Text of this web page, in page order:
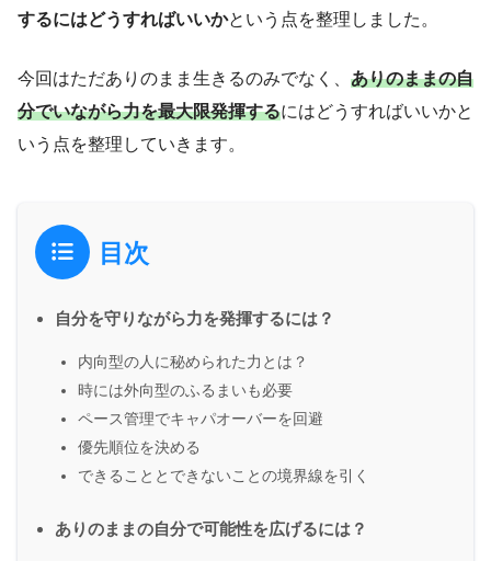
するにはどうすればいいかという点を整理しました。
今回はただありのまま生きるのみでなく、 ありのままの自
分でいながら力を最大限発揮するにはどうすればいいかと
いう点を整理していきます。
目次
自分を守りながら力を発揮するには？
内向型の人に秘められた力とは？
時には外向型のふるまいも必要
ペース管理でキャパオーバーを回避
優先順位を決める
できることとできないことの境界線を引く
ありのままの自分で可能性を広げるには？